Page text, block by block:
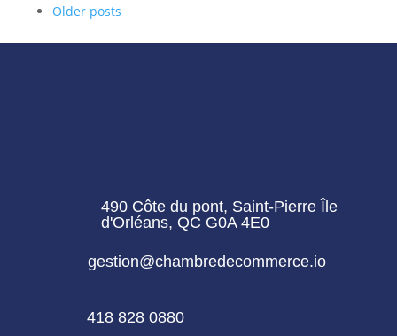
Older posts
490 Côte du pont, Saint-Pierre Île
d'Orléans, QC G0A 4E0
gestion@chambredecommerce.io
418 828 0880